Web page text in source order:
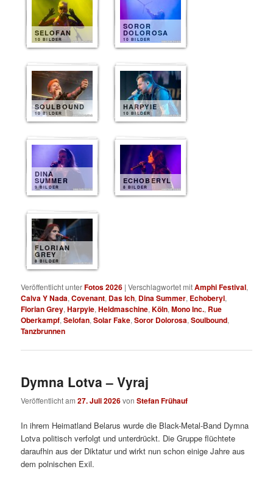
SELOFAN
10 BILDER
SOROR
DOLOROSA
10 BILDER
SOULBOUND
10 BILDER
HARPYIE
10 BILDER
DINA
SUMMER
9 BILDER
ECHOBERYL
8 BILDER
FLORIAN
GREY
8 BILDER
Veröffentlicht unterFotos 2026 |Verschlagwortet mitAmphi Festival,
Calva Y Nada,Covenant, Das Ich, Dina Summer, Echoberyl,
Florian Grey,Harpyie,Heldmaschine,Köln,Mono Inc., Rue
Oberkampf,Selofan,Solar Fake,Soror Dolorosa,Soulbound,
Tanzbrunnen
Dymna Lotva – Vyraj
Veröffentlicht am27. Juli 2026vonStefan Frühauf
In ihrem Heimatland Belarus wurde die Black-Metal-Band Dymna
Lotva politisch verfolgt und unterdrückt. Die Gruppe flüchtete
daraufhin aus der Diktatur und wirkt nun schon einige Jahre aus
dem polnischen Exil.